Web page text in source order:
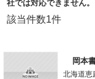
社では対応できません。
該当件数1件
岡本
北海道恵